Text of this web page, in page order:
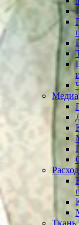
Медиа
Ткань